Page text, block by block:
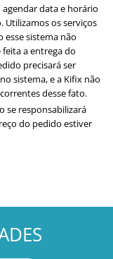
data e horário
Utilizamos os serviços
esse sistema não
a entrega do
precisará ser
sistema, e a Kifix não
desse fato.
se responsabilizará
do pedido estiver